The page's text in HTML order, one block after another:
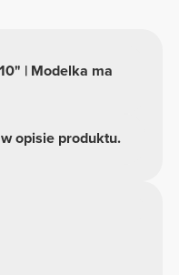
opisie produktu.
| Modelka ma